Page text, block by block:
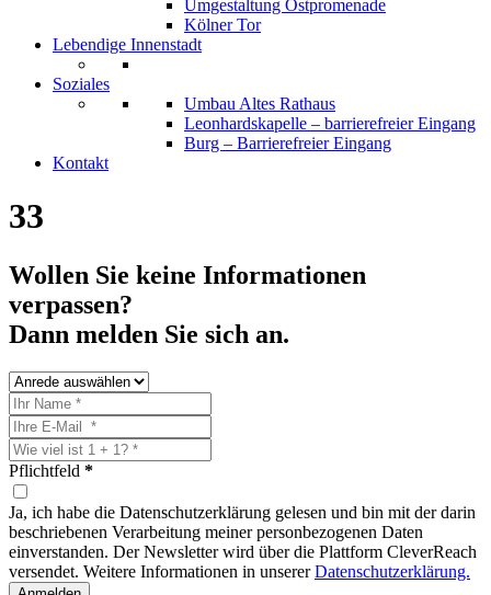
Umgestaltung Ostpromenade
Kölner Tor
Lebendige Innenstadt
Soziales
Umbau Altes Rathaus
Leonhardskapelle – barrierefreier Eingang
Burg – Barrierefreier Eingang
Kontakt
33
Wollen Sie keine Informationen
verpassen?
Dann melden Sie sich an.
Pflichtfeld *
Ja, ich habe die Datenschutzerklärung gelesen und bin mit der darin
beschriebenen Verarbeitung meiner personbezogenen Daten
einverstanden. Der Newsletter wird über die Plattform CleverReach
versendet. Weitere Informationen in unsererDatenschutzerklärung.